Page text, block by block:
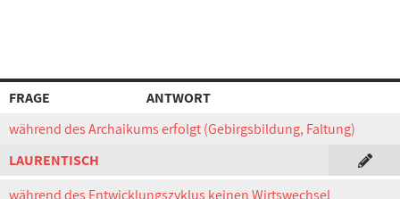
FRAGE
ANTWORT
während des Archaikums erfolgt (Gebirgsbildung, Faltung)
LAURENTISCH
während des Entwicklungszyklus keinen Wirtswechsel